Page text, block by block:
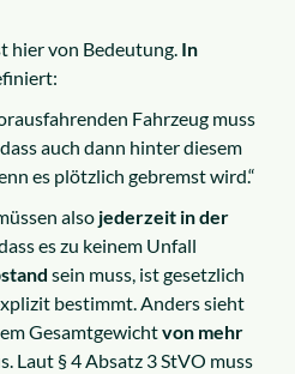
hier von Bedeutung. In
Fahrzeug muss
auch dann hinter diesem
es plötzlich gebremst wird.“
also jederzeit in der
es zu keinem Unfall
sein muss, ist gesetzlich
bestimmt. Anders sieht
Gesamtgewichtvon mehr
Laut § 4 Absatz 3 StVO muss